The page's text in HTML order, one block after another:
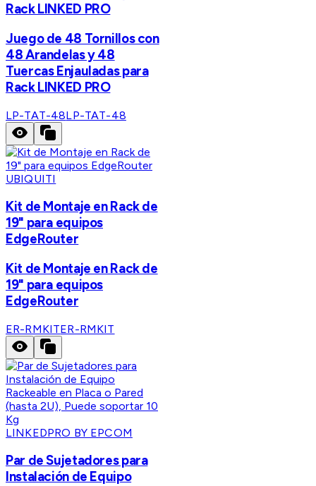
Rack LINKED PRO
Juego de 48 Tornillos con
48 Arandelas y 48
Tuercas Enjauladas para
Rack LINKED PRO
LP-TAT-48LP-TAT-48
UBIQUITI
Kit de Montaje en Rack de
19" para equipos
EdgeRouter
Kit de Montaje en Rack de
19" para equipos
EdgeRouter
ER-RMKITER-RMKIT
LINKEDPRO BY EPCOM
Par de Sujetadores para
Instalación de Equipo